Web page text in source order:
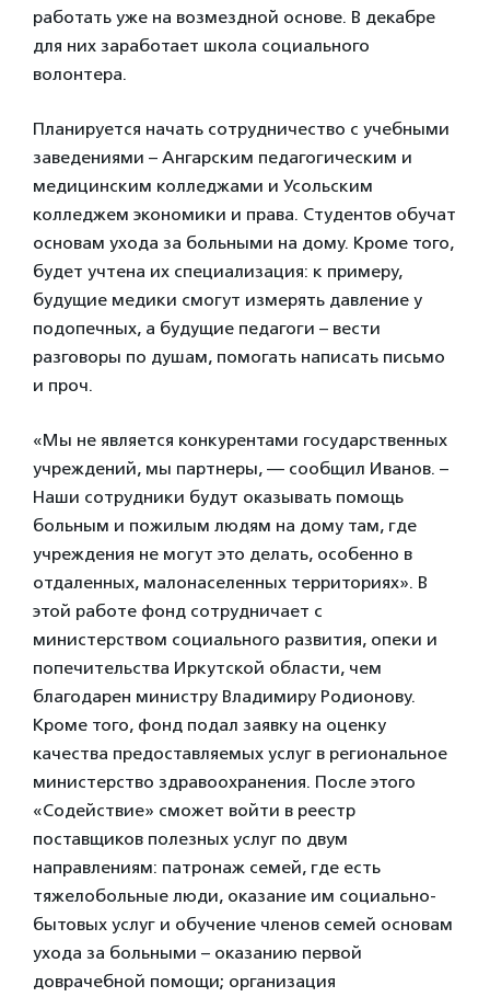
работать уже на возмездной основе. В декабре
для них заработает школа социального
волонтера.
Планируется начать сотрудничество с учебными
заведениями – Ангарским педагогическим и
медицинским колледжами и Усольским
колледжем экономики и права. Студентов обучат
основам ухода за больными на дому. Кроме того,
будет учтена их специализация: к примеру,
будущие медики смогут измерять давление у
подопечных, а будущие педагоги – вести
разговоры по душам, помогать написать письмо
и проч.
«Мы не является конкурентами государственных
учреждений, мы партнеры, — сообщил Иванов. –
Наши сотрудники будут оказывать помощь
больным и пожилым людям на дому там, где
учреждения не могут это делать, особенно в
отдаленных, малонаселенных территориях». В
этой работе фонд сотрудничает с
министерством социального развития, опеки и
попечительства Иркутской области, чем
благодарен министру Владимиру Родионову.
Кроме того, фонд подал заявку на оценку
качества предоставляемых услуг в региональное
министерство здравоохранения. После этого
«Содействие» сможет войти в реестр
поставщиков полезных услуг по двум
направлениям: патронаж семей, где есть
тяжелобольные люди, оказание им социально-
бытовых услуг и обучение членов семей основам
ухода за больными – оказанию первой
доврачебной помощи; организация